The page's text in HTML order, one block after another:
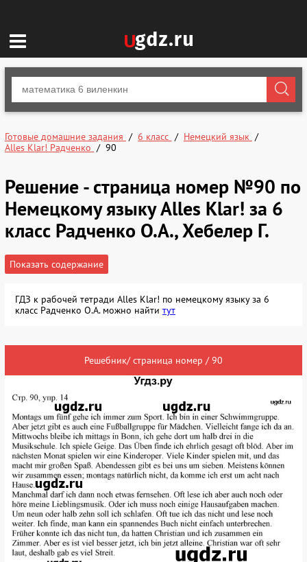
Готовые домашние задания 6 класс
Немецкий язык
Alles Klar! Радченко
90
Решение - страница номер №90 по
Немецкому языку Alles Klar! за 6
класс Радченко О.А., Хебелер Г.
Показать содержание
ГДЗ к рабочей тетради Alles Klar! по немецкому языку за 6
класс Радченко О.А. можно найти тут
Решебник/ страница номер / 90